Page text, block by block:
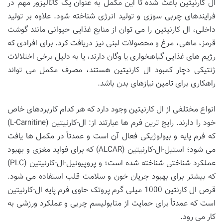
ال کارنیتین باعث شده تا این مکمل به عنوان یک کاتالیزور مهم در
فرایندهای چربی سوزی و تولید انرژی شناخته شود. علاوه بر تولید
داخلی، ال کارنیتین را می توان از منابع غذایی حیوانی مانند گوشت
قرمز، ماهی، مرغ و محصولات لبنی نیز دریافت کرد. برای افرادی که
رژیم های غذایی گیاهخواری یا وگان دارند، یا به دلیل برخی اختلالات
ژنتیکی دچار کمبود ال کارنیتین هستند، مصرف مکمل می تواند
راهکاری برای تامین نیازهای بدن باشد.
انواع مختلفی از ال کارنیتین وجود دارد که هر کدام کاربردهای خاص
خود را دارند. رایج ترین فرم ها عبارتند از: ال-کارنیتین (L-Carnitine)
که فرم پایه و بیولوژیکی فعال آن است و عمدتاً در مکمل ها یافت
می شود؛ استیل-ال-کارنیتین (ALCAR) که برای فواید مغزی و بهبود
عملکرد شناختی شناخته شده است؛ و پروپیونیل-ال-کارنیتین (PLC)
که بیشتر برای بهبود جریان خون و سلامت قلب استفاده می شود.
قرص ال کارنتین 1000 میلی گرم پروتک حاوی فرم پایه ال-کارنیتین
است که عمدتاً برای حمایت از متابولیسم چربی و عملکرد ورزشی به
کار می رود.